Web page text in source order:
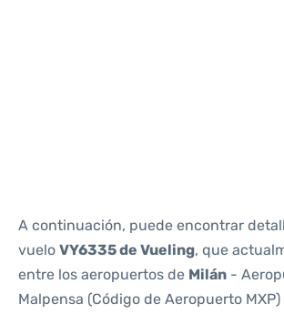
A continuación, puede encontrar
vuelo VY6335 de Vueling, que
entre los aeropuertos de Milán -
Malpensa (Código de Aeropuerto MXP)